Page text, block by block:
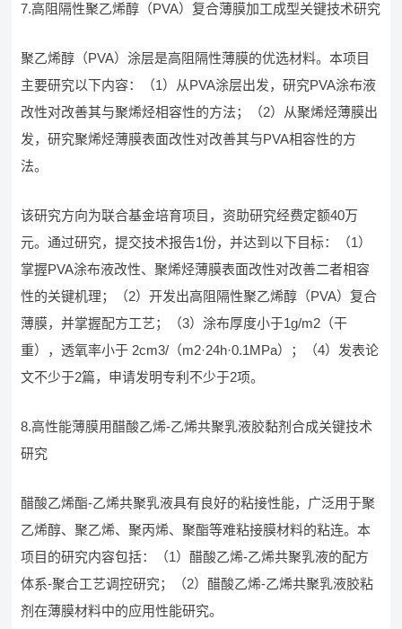
7.高阻隔性聚乙烯醇（PVA）复合薄膜加工成型关键技术研究
聚乙烯醇（PVA）涂层是高阻隔性薄膜的优选材料。本项目
主要研究以下内容：（1）从PVA涂层出发，研究PVA涂布液
改性对改善其与聚烯烃相容性的方法；（2）从聚烯烃薄膜出
发，研究聚烯烃薄膜表面改性对改善其与PVA相容性的方
法。
该研究方向为联合基金培育项目，资助研究经费定额40万
元。通过研究，提交技术报告1份，并达到以下目标：（1）
掌握PVA涂布液改性、聚烯烃薄膜表面改性对改善二者相容
性的关键机理；（2）开发出高阻隔性聚乙烯醇（PVA）复合
薄膜，并掌握配方工艺；（3）涂布厚度小于1g/m2（干
重），透氧率小于 2cm3/（m2·24h·0.1MPa）；（4）发表论
文不少于2篇，申请发明专利不少于2项。
8.高性能薄膜用醋酸乙烯-乙烯共聚乳液胶黏剂合成关键技术
研究
醋酸乙烯酯-乙烯共聚乳液具有良好的粘接性能，广泛用于聚
乙烯醇、聚乙烯、聚丙烯、聚酯等难粘接膜材料的粘连。本
项目的研究内容包括：（1）醋酸乙烯-乙烯共聚乳液的配方
体系-聚合工艺调控研究；（2）醋酸乙烯-乙烯共聚乳液胶粘
剂在薄膜材料中的应用性能研究。